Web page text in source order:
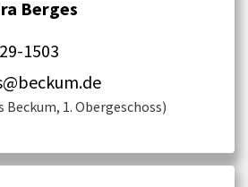
Berges
1503
Beckum, 1. Obergeschoss)